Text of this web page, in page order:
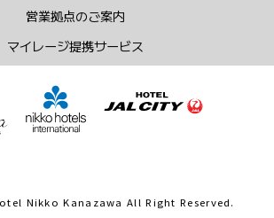
Nikko Kanazawa All Right Reserved.